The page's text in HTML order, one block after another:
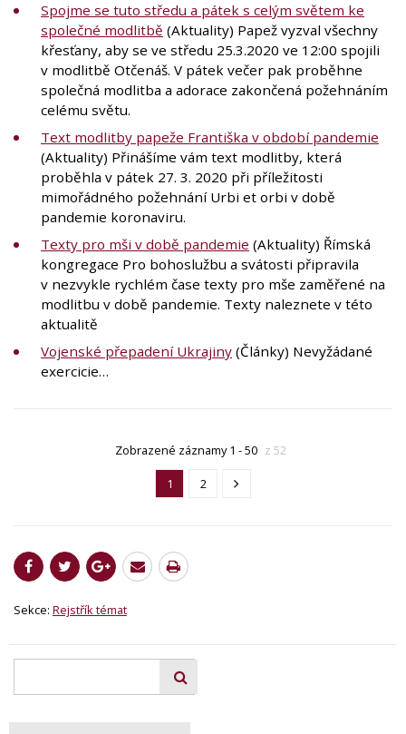
Spojme se tuto středu a pátek s celým světem ke
společné modlitbě (Aktuality) Papež vyzval všechny
křesťany, aby se ve středu 25.3.2020 ve 12:00 spojili
v modlitbě Otčenáš. V pátek večer pak proběhne
společná modlitba a adorace zakončená požehnáním
celému světu.
Text modlitby papeže Františka v období pandemie
(Aktuality) Přinášíme vám text modlitby, která
proběhla v pátek 27. 3. 2020 při příležitosti
mimořádného požehnání Urbi et orbi v době
pandemie koronaviru.
Texty pro mši v době pandemie (Aktuality) Římská
kongregace Pro bohoslužbu a svátosti připravila
v nezvykle rychlém čase texty pro mše zaměřené na
modlitbu v době pandemie. Texty naleznete v této
aktualitě
Vojenské přepadení Ukrajiny (Články) Nevyžádané
exercicie…
Zobrazené záznamy 1 - 50 z 52
1 2
Sekce: Rejstřík témat